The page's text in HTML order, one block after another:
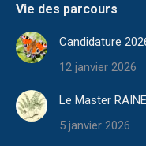
Vie des parcours
Candidature
12 janvier 2026
Le Master
5 janvier 2026